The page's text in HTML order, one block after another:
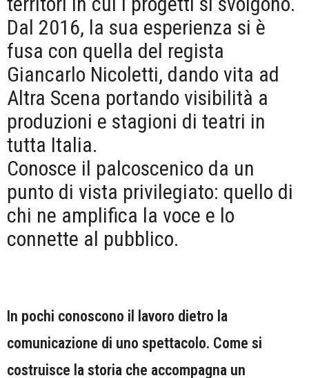
Dal 2016, la sua esperienza si è
fusa con quella del regista
Giancarlo Nicoletti, dando vita ad
Altra Scena portando visibilità a
produzioni e stagioni di teatri in
tutta Italia.
Conosce il palcoscenico da un
punto di vista privilegiato: quello di
chi ne amplifica la voce e lo
connette al pubblico.
In pochi conoscono il lavoro dietro la
comunicazione di uno spettacolo. Come si
costruisce la storia che accompagna un